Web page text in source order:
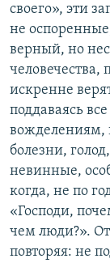
своего», эти
не
верный, но
человечества,
искренне
поддаваясь
вожделениям,
болезни,
невинные,
когда, не по
«Господи,
чем люди?».
повторяя: не